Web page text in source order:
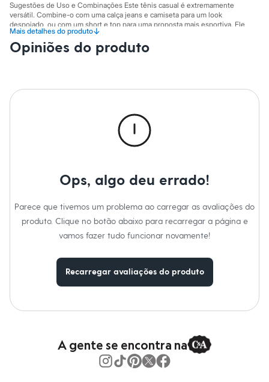
Meias
Pijamas
Sutiãs e Tops
Moda praia
Biquínis
Plus size
Dia dos Pais
Inverno
Novidades
Camisetas e Regatas
Casacos e Jaquetas
Jeans
Polos
Chapéus e Bonés
Sugestões de Uso e Combinações Este tênis casual é extremamente
versátil. Combine-o com uma calça jeans e camiseta para um look
despojado, ou com um short e top para uma proposta mais esportiva. Ele
também fica ótimo com vestidos e saias, criando um contraste moderno e
cheio de personalidade. Para um visual de trabalho mais descontraído,
experimente usá-lo com uma calça de alfaiataria.
*Este produto pode ser entregue com o logo C&A. Estamos renovando
nossa marca, mas a qualidade e o cuidado na produção do produto
Mais detalhes do produto↓
100% poliuretano.
Gênero: Feminino
Opiniões do produto
Ops, algo deu errado!
Parece que tivemos um problema ao carregar as avaliações do
produto. Clique no botão abaixo para recarregar a página e
vamos fazer tudo funcionar novamente!
Recarregar avaliações do produto
A gente se encontra na